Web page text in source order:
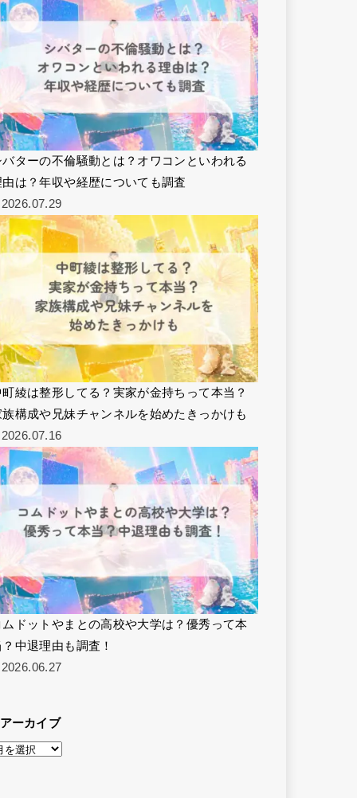
バターの不倫騒動とは？オワコンといわれる
由は？年収や経歴についても調査
2026.07.29
町綾は整形してる？実家が金持ちって本当？
族構成や兄妹チャンネルを始めたきっかけも
2026.07.16
ムドットやまとの高校や大学は？優秀って本
？中退理由も調査！
2026.06.27
アーカイブ